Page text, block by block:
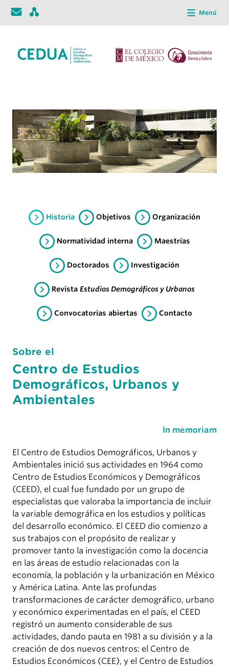
Menú
Historia Objetivos Organización
Normatividad interna Maestrías
Doctorados Investigación
Revista Estudios Demográficos y Urbanos
Convocatorias abiertas Contacto
Sobre el
Centro de Estudios
Demográficos, Urbanos y
Ambientales
In memoriam
El Centro de Estudios Demográficos, Urbanos y
Ambientales inició sus actividades en 1964 como
Centro de Estudios Económicos y Demográficos
(CEED), el cual fue fundado por un grupo de
especialistas que valoraba la importancia de incluir
la variable demográfica en los estudios y políticas
del desarrollo económico. El CEED dio comienzo a
sus trabajos con el propósito de realizar y
promover tanto la investigación como la docencia
en las áreas de estudio relacionadas con la
economía, la población y la urbanización en México
y América Latina. Ante las profundas
transformaciones de carácter demográfico, urbano
y económico experimentadas en el país, el CEED
registró un aumento considerable de sus
actividades, dando pauta en 1981 a su división y a la
creación de dos nuevos centros: el Centro de
Estudios Económicos (CEE), y el Centro de Estudios